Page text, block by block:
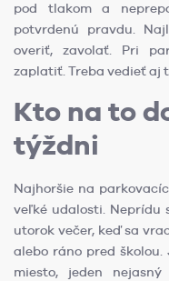
pod tlakom a
potvrdenú pravdu.
overiť, zavolať. Pri
zaplatiť. Treba vedieť aj
Kto na to
týždni
Najhoršie na
veľké udalosti. Neprídu
utorok večer, keď sa
alebo ráno pred
miesto, jeden